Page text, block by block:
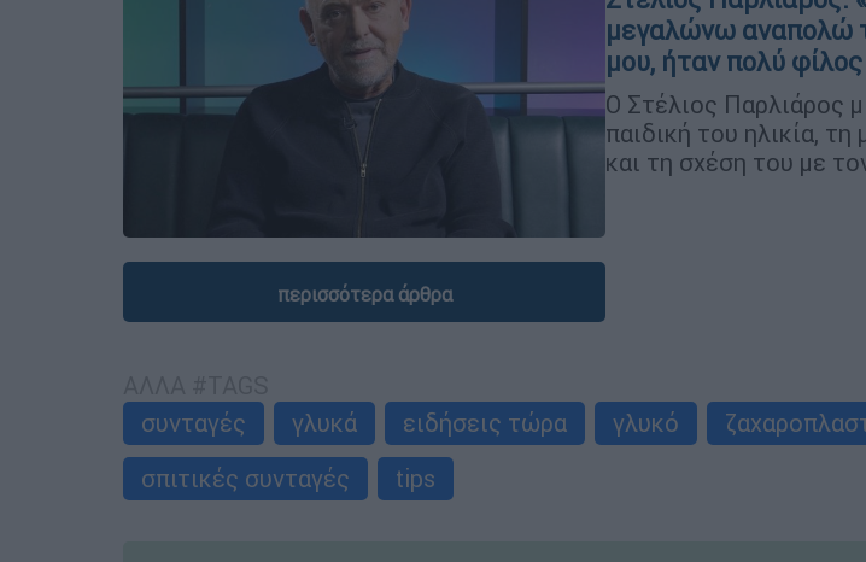
μεγαλώνω αναπολώ
μου, ήταν πολύ
Ο Στέλιος Παρλιάρος
παιδική του ηλικία, τη
και τη σχέση του με
περισσότερα άρθρα
συνταγές
γλυκά ειδήσεις τώρα γλυκό
σπιτικές συνταγές
tips